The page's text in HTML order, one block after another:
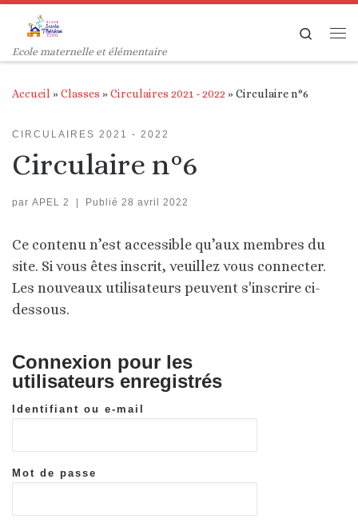
Passer au contenu
Ecole maternelle et élémentaire
Search
Accueil »Classes »Circulaires 2021 - 2022 »Circulaire n°6
CIRCULAIRES 2021 - 2022
Circulaire n°6
par APEL 2 Publié 28 avril 2022
Ce contenu n’est accessible qu’aux membres du
site. Si vous êtes inscrit, veuillez vous connecter.
Les nouveaux utilisateurs peuvent s'inscrire ci-
dessous.
Connexion pour les
utilisateurs enregistrés
Identifiant ou e-mail
Mot de passe